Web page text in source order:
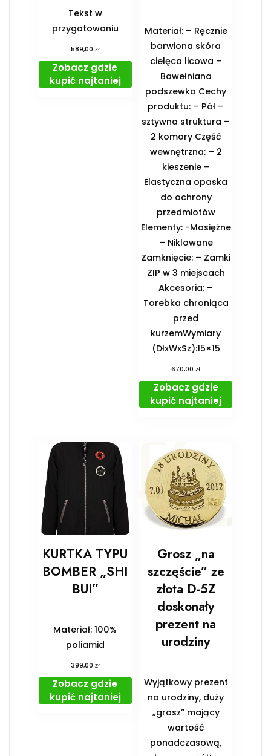
Tekst w
przygotowaniu
589,00 zł
Zobacz gdzie
kupić najtaniej
Materiał: – Ręcznie
barwiona skóra
cielęca licowa –
Bawełniana
podszewka Cechy
produktu: – Pół –
sztywna struktura –
2 komory Część
wewnętrzna: – 2
kieszenie –
Elastyczna opaska
do ochrony
przedmiotów
Elementy: -Mosiężne
– Niklowane
Zamknięcie: – Zamki
ZIP w 3 miejscach
Akcesoria: –
Torebka chroniąca
przed
kurzemWymiary
(DłxWxSz):15×15
670,00zł
Zobacz gdzie
kupić najtaniej
KURTKA TYPU
BOMBER „SHI
BUI”
Materiał: 100%
poliamid
399,00 zł
Zobacz gdzie
kupić najtaniej
Grosz „na
szczęście” ze
złota D-5Z
doskonały
prezent na
urodziny
Wyjątkowy prezent
na urodziny, duży
„grosz” mający
wartość
ponadczasową,